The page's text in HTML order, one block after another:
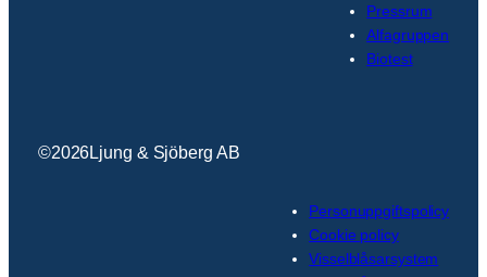
Pressrum
Alfagruppen
Biotest
©2026Ljung & Sjöberg AB
Personuppgiftspolicy
Cookie policy
Visselblåsarsystem